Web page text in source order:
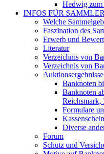
Hedwig zum
INFOS FÜR SAMMLER
Welche
Faszination des
Erwerb und
Literatur
Verzeichnis von
Verzeichnis von
Auktionsergebnisse
Banknoten
Banknoten
Reichsmark,
Formulare
Diverse
Forum
Schutz und